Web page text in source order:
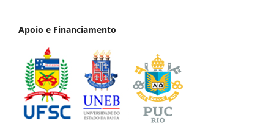
Apoio e Financiamento